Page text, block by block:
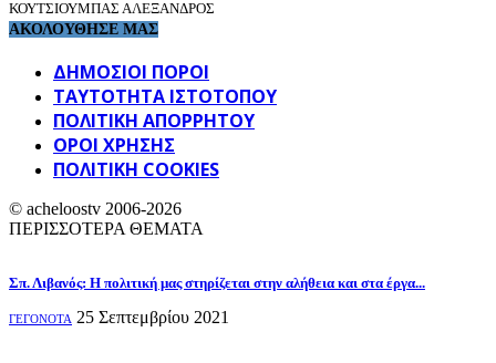
ΚΟΥΤΣΙΟΥΜΠΑΣ ΑΛΕΞΑΝΔΡΟΣ
ΑΚΟΛΟΥΘΗΣΕ ΜΑΣ
ΔΗΜΟΣΙΟΙ ΠΟΡΟΙ
ΤΑΥΤΌΤΗΤΑ ΙΣΤΌΤΟΠΟΥ
ΠΟΛΙΤΙΚΉ ΑΠΟΡΡΉΤΟΥ
ΌΡΟΙ ΧΡΉΣΗΣ
ΠΟΛΙΤΙΚΗ COOKIES
© acheloostv 2006-2026
ΠΕΡΙΣΣΟΤΕΡΑ ΘΕΜΑΤΑ
Σπ. Λιβανός: Η πολιτική μας στηρίζεται στην αλήθεια και στα έργα...
ΓΕΓΟΝΟΤΑ 25 Σεπτεμβρίου 2021